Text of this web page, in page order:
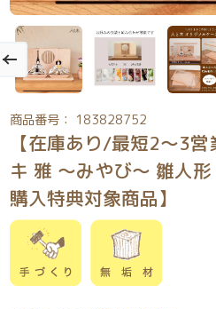
商品番号： 183828752
【在庫あり/最短2～3
キ 雅 ～みやび～ 雛人
購入特典対象商品】